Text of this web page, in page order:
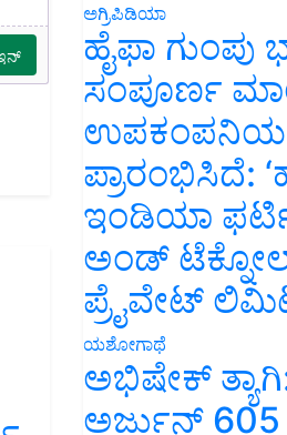
ಅಗ್ರಿಪಿಡಿಯಾ
ಹೈಫಾ ಗುಂಪು
ಸಂಪೂರ್ಣ
ಪ್ರಾರಂಭಿಸಿದೆ:
ಇಂಡಿಯಾ
ಅಂಡ್
ಪ್ರೈವೇಟ್
ಯಶೋಗಾಥೆ
ಅಭಿಷೇಕ್
ಅರ್ಜುನ್ 605